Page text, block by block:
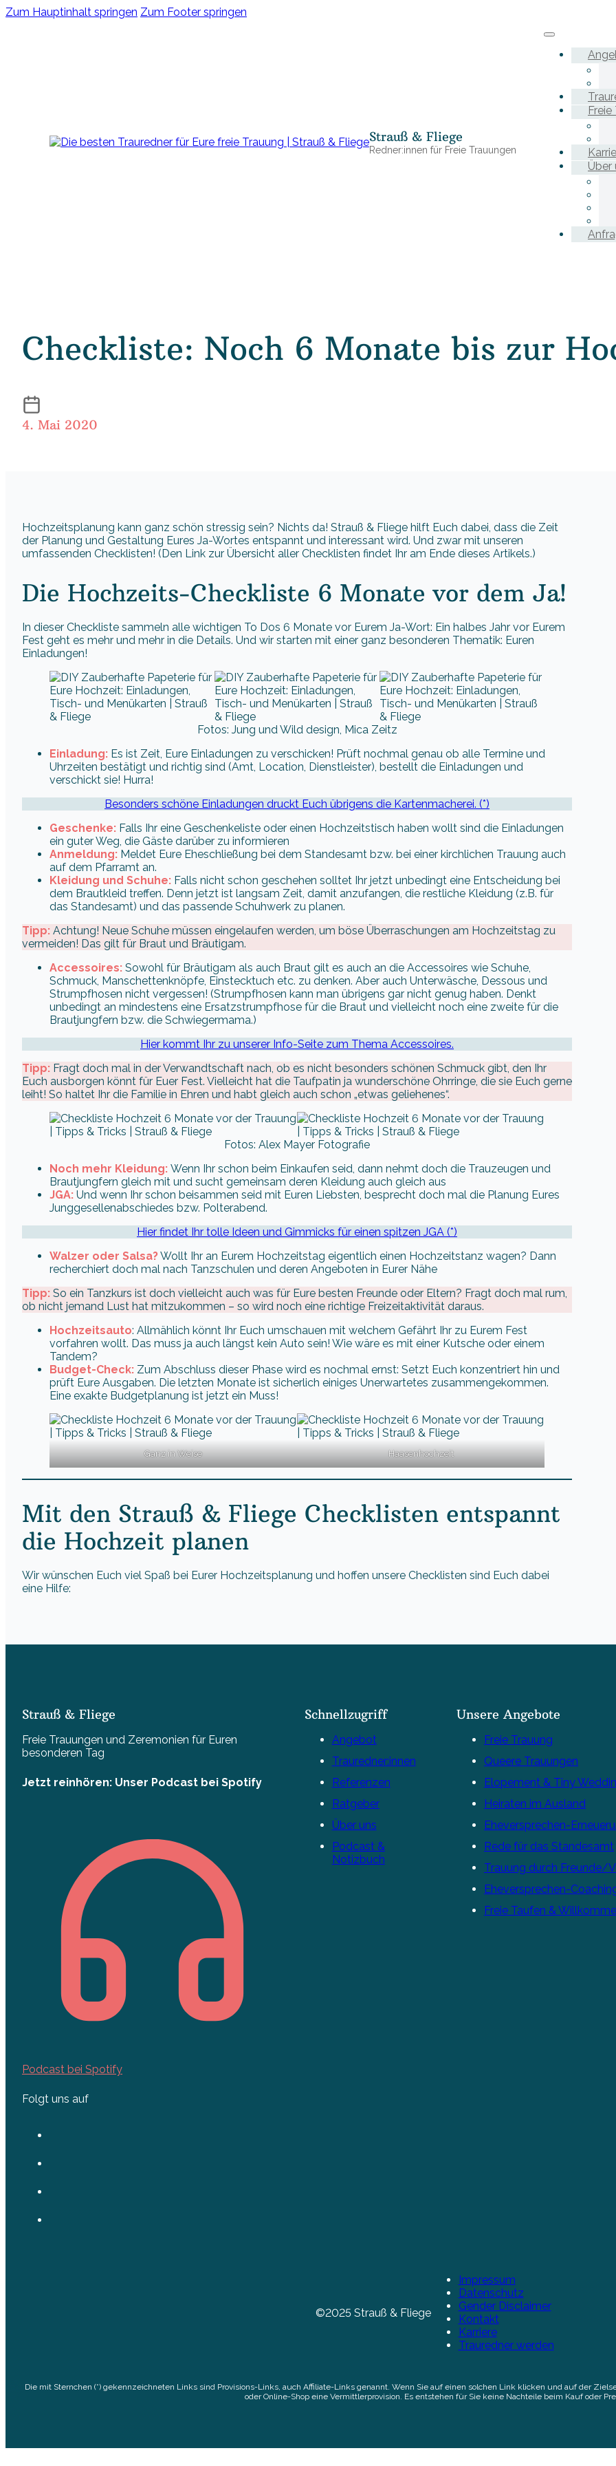
Zum Hauptinhalt springen Zum Footer springen
Strauß & Fliege
Redner:innen für Freie Trauungen
Freie
Über
Checkliste: Noch 6 Monate bis zur
4. Mai 2020
Hochzeitsplanung kann ganz schön stressig sein? Nichts da! Strauß & Fliege hilft Euch dabei, dass die Zeit
der Planung und Gestaltung Eures Ja-Wortes entspannt und interessant wird. Und zwar mit unseren
umfassenden Checklisten! (Den Link zur Übersicht aller Checklisten findet Ihr am Ende dieses Artikels.)
Die Hochzeits-Checkliste 6 Monate vor dem Ja!
In dieser Checkliste sammeln alle wichtigen To Dos 6 Monate vor Eurem Ja-Wort: Ein halbes Jahr vor Eurem
Fest geht es mehr und mehr in die Details. Und wir starten mit einer ganz besonderen Thematik: Euren
Einladungen!
Fotos: Jung und Wild design, Mica Zeitz
Einladung: Es ist Zeit, Eure Einladungen zu verschicken! Prüft nochmal genau ob alle Termine und
Uhrzeiten bestätigt und richtig sind (Amt, Location, Dienstleister), bestellt die Einladungen und
verschickt sie! Hurra!
Besonders schöne Einladungen druckt Euch übrigens die Kartenmacherei. (*)
Geschenke: Falls Ihr eine Geschenkeliste oder einen Hochzeitstisch haben wollt sind die Einladungen
ein guter Weg, die Gäste darüber zu informieren
Anmeldung: Meldet Eure Eheschließung bei dem Standesamt bzw. bei einer kirchlichen Trauung auch
auf dem Pfarramt an.
Kleidung und Schuhe: Falls nicht schon geschehen solltet Ihr jetzt unbedingt eine Entscheidung bei
dem Brautkleid treffen. Denn jetzt ist langsam Zeit, damit anzufangen, die restliche Kleidung (z.B. für
das Standesamt) und das passende Schuhwerk zu planen.
Tipp: Achtung! Neue Schuhe müssen eingelaufen werden, um böse Überraschungen am Hochzeitstag zu
vermeiden! Das gilt für Braut und Bräutigam.
Accessoires: Sowohl für Bräutigam als auch Braut gilt es auch an die Accessoires wie Schuhe,
Schmuck, Manschettenknöpfe, Einstecktuch etc. zu denken. Aber auch Unterwäsche, Dessous und
Strumpfhosen nicht vergessen! (Strumpfhosen kann man übrigens gar nicht genug haben. Denkt
unbedingt an mindestens eine Ersatzstrumpfhose für die Braut und vielleicht noch eine zweite für die
Brautjungfern bzw. die Schwiegermama.)
Hier kommt Ihr zu unserer Info-Seite zum Thema Accessoires.
Tipp: Fragt doch mal in der Verwandtschaft nach, ob es nicht besonders schönen Schmuck gibt, den Ihr
Euch ausborgen könnt für Euer Fest. Vielleicht hat die Taufpatin ja wunderschöne Ohrringe, die sie Euch gerne
leiht! So haltet Ihr die Familie in Ehren und habt gleich auch schon „etwas geliehenes“.
Fotos: Alex Mayer Fotografie
Noch mehr Kleidung: Wenn Ihr schon beim Einkaufen seid, dann nehmt doch die Trauzeugen und
Brautjungfern gleich mit und sucht gemeinsam deren Kleidung auch gleich aus
JGA: Und wenn Ihr schon beisammen seid mit Euren Liebsten, besprecht doch mal die Planung Eures
Junggesellenabschiedes bzw. Polterabend.
Hier findet Ihr tolle Ideen und Gimmicks für einen spitzen JGA (*)
Walzer oder Salsa? Wollt Ihr an Eurem Hochzeitstag eigentlich einen Hochzeitstanz wagen? Dann
recherchiert doch mal nach Tanzschulen und deren Angeboten in Eurer Nähe
Tipp: So ein Tanzkurs ist doch vielleicht auch was für Eure besten Freunde oder Eltern? Fragt doch mal rum,
ob nicht jemand Lust hat mitzukommen – so wird noch eine richtige Freizeitaktivität daraus.
Hochzeitsauto: Allmählich könnt Ihr Euch umschauen mit welchem Gefährt Ihr zu Eurem Fest
vorfahren wollt. Das muss ja auch längst kein Auto sein! Wie wäre es mit einer Kutsche oder einem
Tandem?
Budget-Check: Zum Abschluss dieser Phase wird es nochmal ernst: Setzt Euch konzentriert hin und
prüft Eure Ausgaben. Die letzten Monate ist sicherlich einiges Unerwartetes zusammengekommen.
Eine exakte Budgetplanung ist jetzt ein Muss!
Ganz in Weise Haasenhochzeit
Mit den Strauß & Fliege Checklisten entspannt
die Hochzeit planen
Wir wünschen Euch viel Spaß bei Eurer Hochzeitsplanung und hoffen unsere Checklisten sind Euch dabei
eine Hilfe:
Strauß & Fliege
Freie Trauungen und Zeremonien für Euren
besonderen Tag
Jetzt reinhören: Unser Podcast bei Spotify
Podcast bei Spotify
Folgt uns auf
Schnellzugriff
Angebot
Trauredner:innen
Referenzen
Ratgeber
Über uns
Podcast &
Notizbuch
Unsere Angebote
Freie Trauung
Queere Trauungen
Elopement & Tiny
Heiraten im Ausland
Eheversprechen-
Rede für das Standesamt
Trauung durch Freunde/
Eheversprechen-
Freie Taufen &
©2025 Strauß & Fliege
Impressum
Datenschutz
Gender Disclaimer
Kontakt
Karriere
Trauredner werden
Die mit Sternchen (*) gekennzeichneten Links sind Provisions-Links, auch Affiliate-Links genannt. Wenn Sie auf einen solchen Link klicken und auf der
oder Online-Shop eine Vermittlerprovision. Es entstehen für Sie keine Nachteile beim Kauf oder